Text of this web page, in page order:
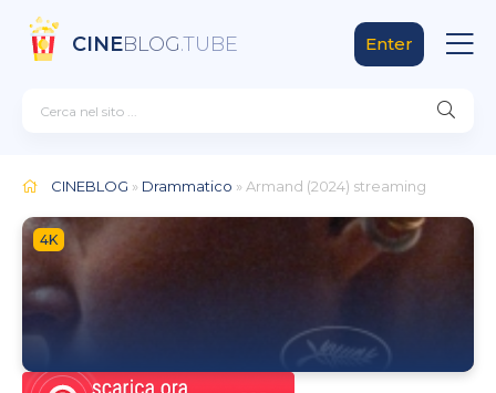
CINEBLOG.TUBE Enter
CINEBLOG » Drammatico » Armand (2024) streaming
4K